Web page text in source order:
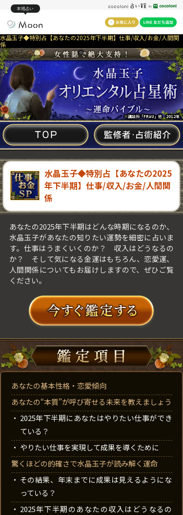
本格占い
水晶玉子◆特別占【あなたの2025年下半期】仕事/収入/お金/人間関
係
※
※講談社「FRaU」他 2012年
水晶玉子◆特別占【あなたの2025
年下半期】仕事/収入/お金/人間関
係
あなたの2025年下半期はどんな時期になるのか、
水晶玉子があなたの知りたい運勢を細密に占いま
す。仕事はうまくいくのか？ 収入はどうなるの
か？ そして気になる金運はもちろん、恋愛運、
人間関係についてもお届けしますので、ぜひご覧
ください。
あなたの基本性格・恋愛傾向
あなたの“本質”が呼び寄せる未来を教えましょう
2025年下半期にあなたはやりたい仕事ができ
ている？
やりたい仕事を実現して成果を導くために
驚くほどの的確さで水晶玉子が読み解く運命
その結果、年末までに成果は見えるようにな
っている？
2025年下半期のあなたの収入はどうなるの